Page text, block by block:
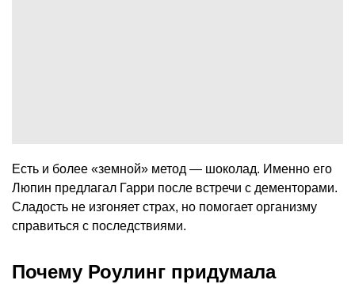
Есть и более «земной» метод — шоколад. Именно его
Люпин предлагал Гарри после встречи с дементорами.
Сладость не изгоняет страх, но помогает организму
справиться с последствиями.
Почему Роулинг придумала